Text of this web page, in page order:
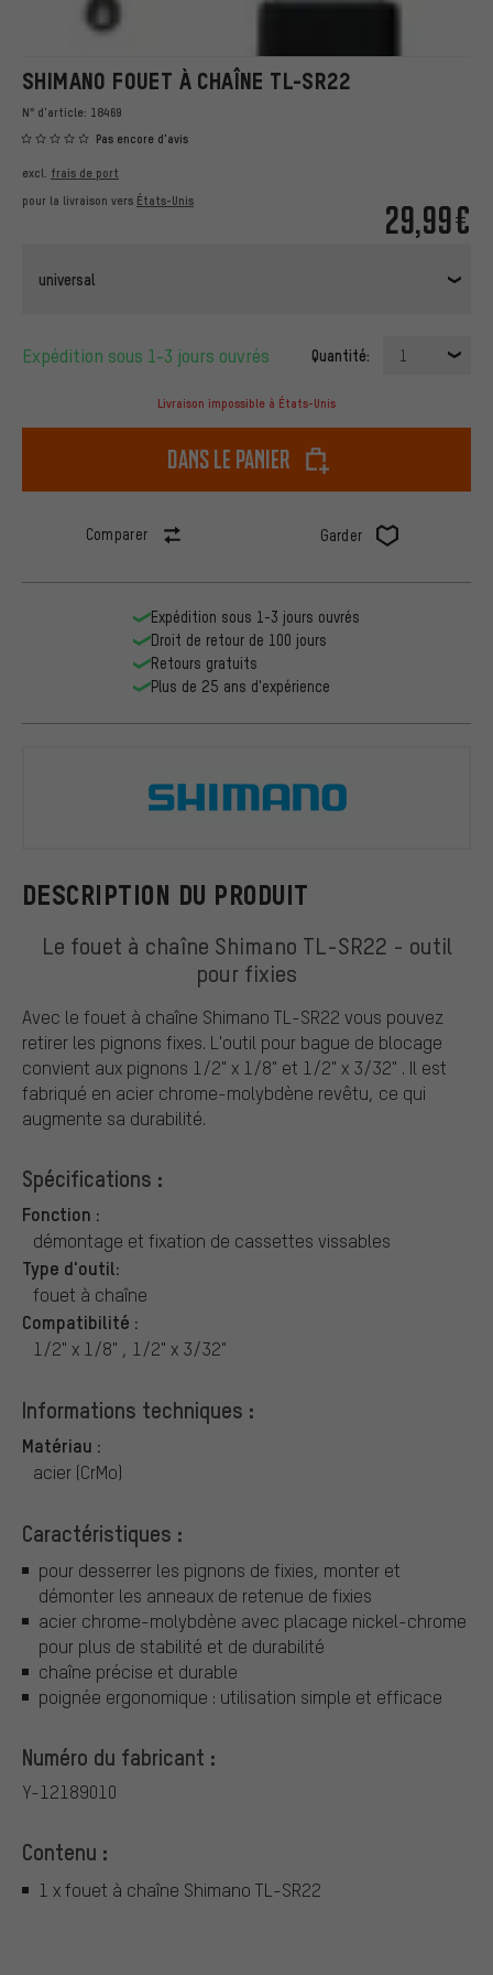
SHIMANO FOUET À CHAÎNE TL-SR22
N° d'article: 18469
Pas encore d'avis
29,99€
excl. frais de port
pour la livraison vers États-Unis
universal
Expédition sous 1-3 jours ouvrés Quantité: 1
Livraison impossible à États-Unis
dans le panier
Comparer Garder
DESCRIPTION DU PRODUIT
Le fouet à chaîne Shimano TL-SR22 - outil
pour fixies
Avec le fouet à chaîne Shimano TL-SR22 vous pouvez
retirer les pignons fixes. L'outil pour bague de blocage
convient aux pignons 1/2" x 1/8" et 1/2" x 3/32" . Il est
fabriqué en acier chrome-molybdène revêtu, ce qui
augmente sa durabilité.
Spécifications :
Fonction :
démontage et fixation de cassettes vissables
Type d'outil:
fouet à chaîne
Compatibilité :
1/2" x 1/8" , 1/2" x 3/32"
Informations techniques :
Matériau :
acier (CrMo)
Caractéristiques :
pour desserrer les pignons de fixies, monter et
démonter les anneaux de retenue de fixies
acier chrome-molybdène avec placage nickel-chrome
pour plus de stabilité et de durabilité
chaîne précise et durable
poignée ergonomique : utilisation simple et efficace
Numéro du fabricant :
Y-12189010
Contenu :
1 x fouet à chaîne Shimano TL-SR22
Expédition sous 1-3 jours ouvrés
Droit de retour de 100 jours
Retours gratuits
Plus de 25 ans d'expérience
Shimano